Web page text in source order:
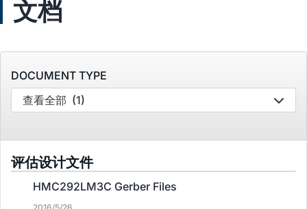
文档
DOCUMENT TYPE
查看全部 (1)
评估设计文件
HMC292LM3C Gerber Files